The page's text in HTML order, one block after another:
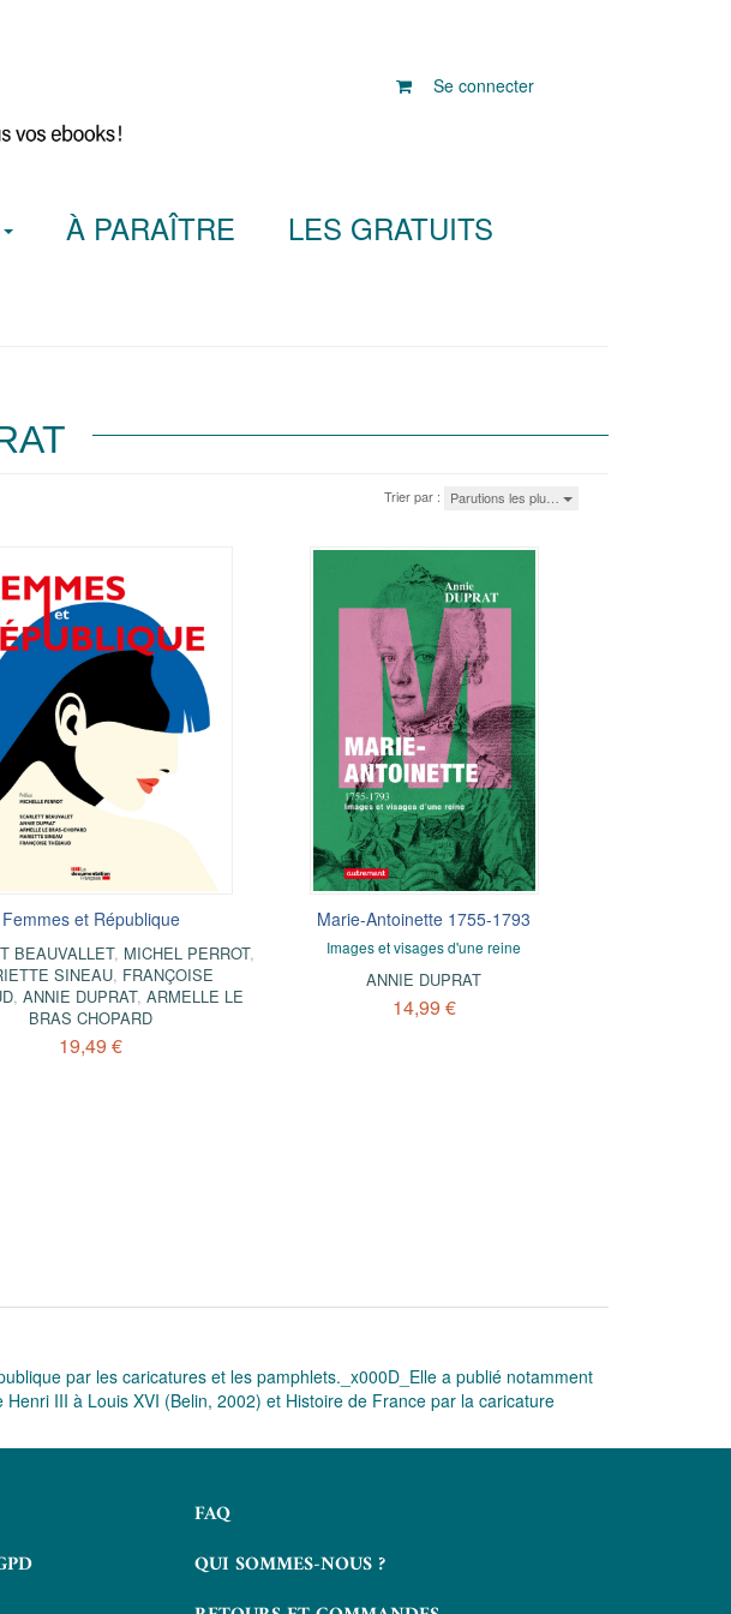
Se connecter
À PARAÎTRE LES GRATUITS
Trier par : Parutions les plu…
Femmes et République
BEAUVALLET, MICHEL PERROT,
SINEAU, FRANÇOISE
, ANNIE DUPRAT, ARMELLE LE
BRAS CHOPARD
19,49 €
Marie-Antoinette 1755-1793
Images et visages d'une reine
ANNIE DUPRAT
14,99 €
par les caricatures et les pamphlets._x000D_Elle a publié notamment
III à Louis XVI (Belin, 2002) et Histoire de France par la caricature
FAQ
QUI SOMMES-NOUS ?